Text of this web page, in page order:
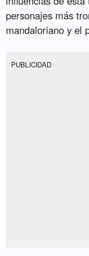
personajes más
mandaloriano y el
PUBLICIDAD